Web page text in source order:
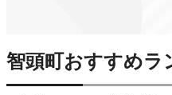
智頭町おすすめラ